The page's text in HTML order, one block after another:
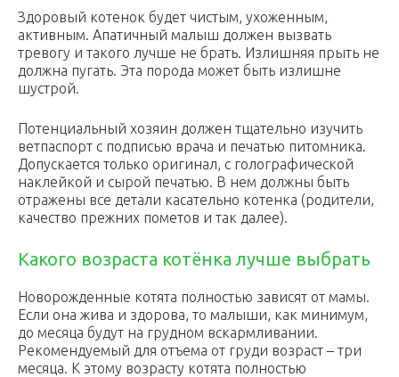
Здоровый котенок будет чистым, ухоженным,
активным. Апатичный малыш должен вызвать
тревогу и такого лучше не брать. Излишняя прыть не
должна пугать. Эта порода может быть излишне
шустрой.
Потенциальный хозяин должен тщательно изучить
ветпаспорт с подписью врача и печатью питомника.
Допускается только оригинал, с голографической
наклейкой и сырой печатью. В нем должны быть
отражены все детали касательно котенка (родители,
качество прежних пометов и так далее).
Какого возраста котёнка лучше выбрать
Новорожденные котята полностью зависят от мамы.
Если она жива и здорова, то малыши, как минимум,
до месяца будут на грудном вскармливании.
Рекомендуемый для отъема от груди возраст – три
месяца. К этому возрасту котята полностью